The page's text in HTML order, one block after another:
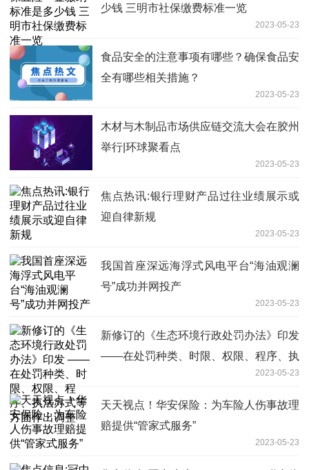
少钱 三明市社保缴费标准一览
2023-05-23
食品安全的注意事项有哪些？确保食品安
全有哪些相关措施？
2023-05-23
木材与木制品市场供应链交流大会在胶州
举行|环球聚看点
2023-05-23
焦点热讯:银行理财产品过往业绩展示或
迎自律新规
2023-05-23
我国首座深远海浮式风电平台“海油观澜
号”成功并网投产
2023-05-23
新修订的《生态环境行政处罚办法》印发
——在处罚种类、时限、权限、程序、执
2023-05-23
天天视点！华安保险：为车险人伤事故理
赔提供“管家式服务”
2023-05-23